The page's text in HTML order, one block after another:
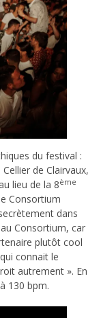
du festival :
de Clairvaux,
lieu de la 8ème
Consortium
dans
Consortium, car
plutôt cool
connait le
autrement ». En
130 bpm.